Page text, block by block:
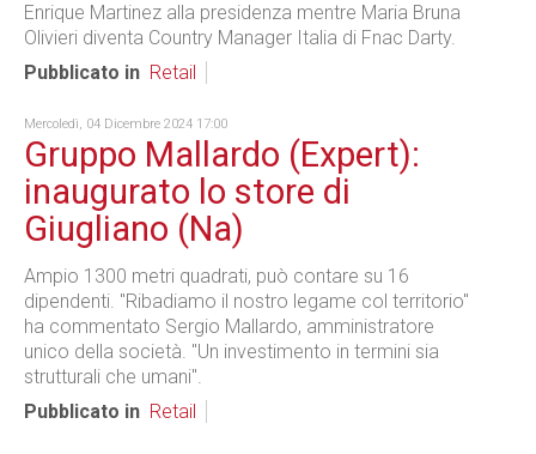
Enrique Martinez alla presidenza mentre Maria Bruna
Olivieri diventa Country Manager Italia di Fnac Darty.
Pubblicato in Retail
Mercoledì, 04 Dicembre 2024 17:00
Gruppo Mallardo (Expert):
inaugurato lo store di
Giugliano (Na)
Ampio 1300 metri quadrati, può contare su 16
dipendenti. "Ribadiamo il nostro legame col territorio"
ha commentato Sergio Mallardo, amministratore
unico della società. "Un investimento in termini sia
strutturali che umani".
Pubblicato in Retail